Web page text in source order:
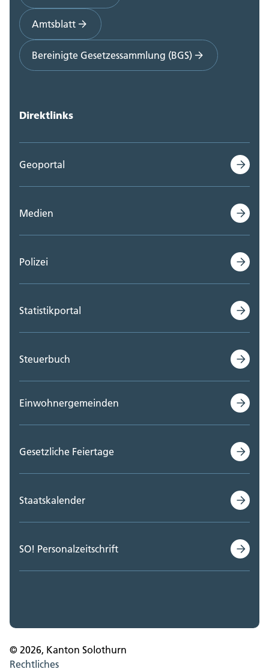
Amtsblatt
Bereinigte Gesetzessammlung (BGS)
Direktlinks
Geoportal
Medien
Polizei
Statistikportal
Steuerbuch
Einwohnergemeinden
Gesetzliche Feiertage
Staatskalender
SO! Personalzeitschrift
© 2026, Kanton Solothurn
Rechtliches